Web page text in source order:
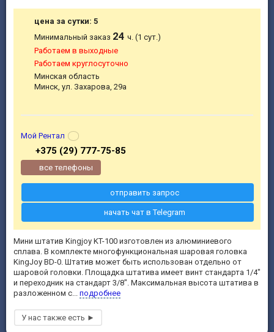
Мини штатив Kingjoy KT-100 изготовлен из алюминиевого
сплава. В комплекте многофункциональная шаровая головка
KingJoy BD-0. Штатив может быть использован отдельно от
шаровой головки. Площадка штатива имеет винт стандарта 1/4"
и переходник на стандарт 3/8". Максимальная высота штатива в
разложенном с... подробнее
цена за сутки: 5
Минимальный заказ 24ч. (1 сут.)
Работаем в выходные
Работаем круглосуточно
Минская область
Минск, ул. Захарова, 29а
Мой Рентал
+375 (29) 777-75-85
все телефоны
отправить запрос
начать чат в Telegram